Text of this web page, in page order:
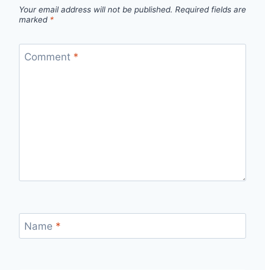
Your email address will not be published. Required fields are
marked *
Comment *
Name *